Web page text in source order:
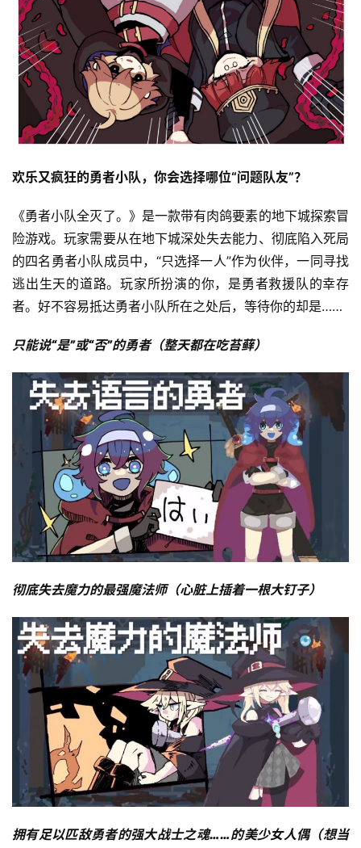
欢乐又疯狂的勇者小队 ， 你会选择哪位“问题队友”？
《勇者小队全灭了。》是一款带有肉鸽要素的地下城探索冒
险游戏。玩家需要从在地下城深处失去能力、彻底陷入死局
的四名勇者小队成员中，“只选择一人”作为伙伴，一同寻找
逃出生天的道路。玩家所扮演的你，是勇者救援队的幸存
者。好不容易抵达勇者小队所在之处后，等待你的却是……
只能说“是”或“否”的勇者（整天都在吃苔藓）
彻底失去魔力的最强魔法师（心脏上插着一根大钉子）
拥有足以匹敌勇者的强大战士之魂……的美少女人偶（想当